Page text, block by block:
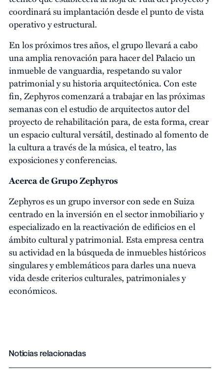
coordinará su implantación desde el punto de vista
operativo y estructural.
En los próximos tres años, el grupo llevará a cabo
una amplia renovación para hacer del Palacio un
inmueble de vanguardia, respetando su valor
patrimonial y su historia arquitectónica. Con este
fin, Zephyros comenzará a trabajar en las próximas
semanas con el estudio de arquitectos autor del
proyecto de rehabilitación para, de esta forma, crear
un espacio cultural versátil, destinado al fomento de
la cultura a través de la música, el teatro, las
exposiciones y conferencias.
Acerca de Grupo Zephyros
Zephyros es un grupo inversor con sede en Suiza
centrado en la inversión en el sector inmobiliario y
especializado en la reactivación de edificios en el
ámbito cultural y patrimonial. Esta empresa centra
su actividad en la búsqueda de inmuebles históricos
singulares y emblemáticos para darles una nueva
vida desde criterios culturales, patrimoniales y
económicos.
Noticias relacionadas